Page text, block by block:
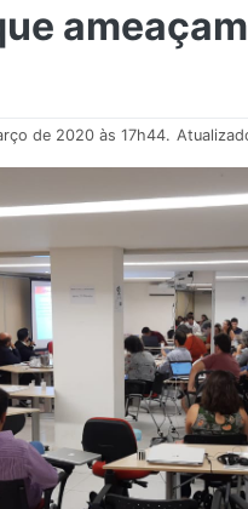
de 2020 às 17h44.